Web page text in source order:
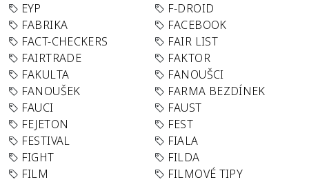
EYP
F-DROID
FABRIKA
FACEBOOK
FACT-CHECKERS
FAIR LIST
FAIRTRADE
FAKTOR
FAKULTA
FANOUŠCI
FANOUŠEK
FARMA BEZDÍNEK
FAUCI
FAUST
FEJETON
FEST
FESTIVAL
FIALA
FIGHT
FILDA
FILM
FILMOVÉ TIPY